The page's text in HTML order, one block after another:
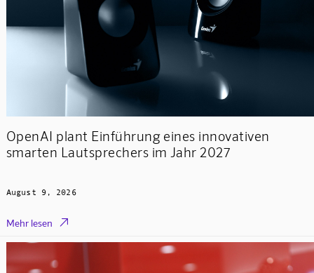
OpenAI plant Einführung eines innovativen
smarten Lautsprechers im Jahr 2027
August 9, 2026
Mehr lesen 